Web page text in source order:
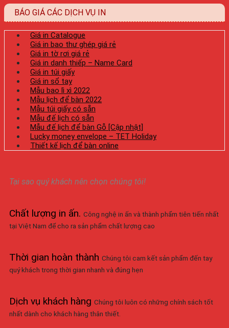
BÁO GIÁ CÁC DỊCH VỤ IN
Giá in Catalogue
Giá in bao thư ghép giá rẻ
Giá in tờ rơi giá rẻ
Giá in danh thiếp – Name Card
Giá in túi giấy
Giá in sổ tay
Mẫu bao lì xì 2022
Mẫu lịch để bàn 2022
Mẫu túi giấy có sẵn
Mẫu đế lịch có sẵn
Mẫu đế lịch để bàn Gỗ [Cập nhật]
Lucky money envelope – TET Holiday
Thiết kế lịch để bàn online
Tại sao quý khách nên chọn chúng tôi!
Chất lượng in ấn. Công nghệ in ấn và thành phẩm tiên tiến nhất
tại Việt Nam để cho ra sản phẩm chất lượng cao
Thời gian hoàn thành Chúng tôi cam kết sản phẩm đến tay
quý khách trong thời gian nhanh và đúng hẹn
Dịch vụ khách hàng Chúng tôi luôn có những chính sách tốt
nhất dành cho khách hàng thân thiết.